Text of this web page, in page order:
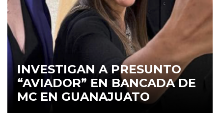
INVESTIGAN A PRESUNTO
“AVIADOR” EN BANCADA DE
MC EN GUANAJUATO